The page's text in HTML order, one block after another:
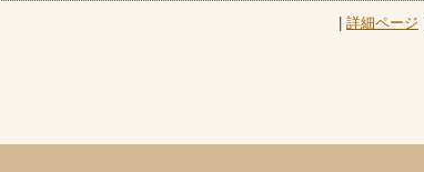
詳細ページ